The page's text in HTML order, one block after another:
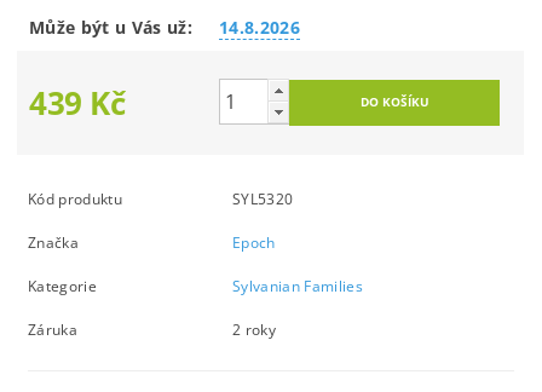
Může být u Vás už: 14.8.2026
439 Kč
Kód produktu SYL5320
Značka Epoch
Kategorie Sylvanian Families
Záruka 2 roky